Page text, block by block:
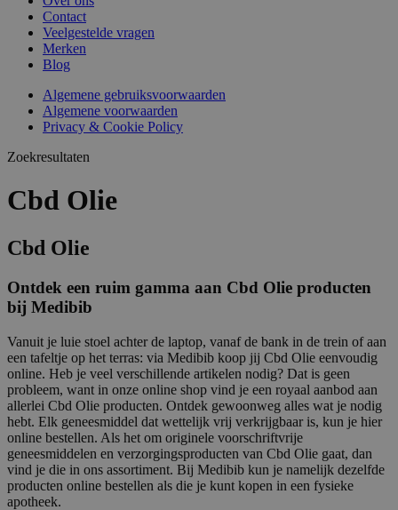
Contact
Veelgestelde vragen
Merken
Blog
Algemene gebruiksvoorwaarden
Algemene voorwaarden
Privacy & Cookie Policy
Zoekresultaten
Cbd Olie
Cbd Olie
Ontdek een ruim gamma aan Cbd Olie producten
bij Medibib
Vanuit je luie stoel achter de laptop, vanaf de bank in de trein of aan
een tafeltje op het terras: via Medibib koop jij Cbd Olie eenvoudig
online. Heb je veel verschillende artikelen nodig? Dat is geen
probleem, want in onze online shop vind je een royaal aanbod aan
allerlei Cbd Olie producten. Ontdek gewoonweg alles wat je nodig
hebt. Elk geneesmiddel dat wettelijk vrij verkrijgbaar is, kun je hier
online bestellen. Als het om originele voorschriftvrije
geneesmiddelen en verzorgingsproducten van Cbd Olie gaat, dan
vind je die in ons assortiment. Bij Medibib kun je namelijk dezelfde
producten online bestellen als die je kunt kopen in een fysieke
apotheek.